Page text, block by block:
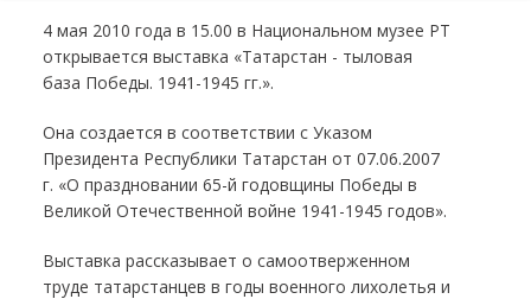
4 мая 2010 года в 15.00 в Национальном музее РТ
открывается выставка «Татарстан - тыловая
база Победы. 1941-1945 гг.».
Она создается в соответствии с Указом
Президента Республики Татарстан от 07.06.2007
г. «О праздновании 65-й годовщины Победы в
Великой Отечественной войне 1941-1945 годов».
Выставка рассказывает о самоотверженном
труде татарстанцев в годы военного лихолетья и